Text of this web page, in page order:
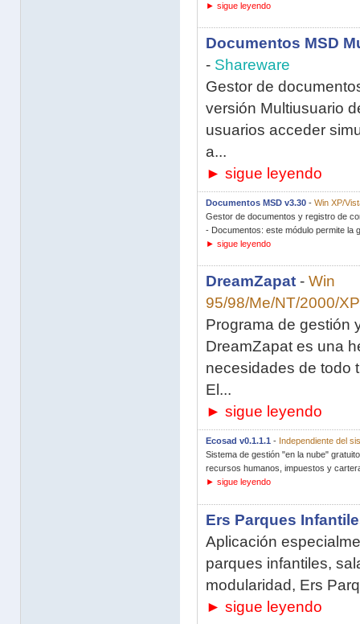
► sigue leyendo
Documentos MSD
- Shareware
Gestor de
versión Multiusuario
usuarios acceder
a...
► sigue leyendo
Documentos MSD v3.30 - Win XP/
Gestor de documentos y registro de
- Documentos: este módulo permite la
► sigue leyendo
DreamZapat - Win
95/98/Me/NT/2000/
Programa de gestión
DreamZapat es una
necesidades de todo
El...
► sigue leyendo
Ecosad v0.1.1.1 - Independiente del
Sistema de gestión "en la nube"
recursos humanos, impuestos y
► sigue leyendo
Ers Parques
Aplicación
parques infantiles,
modularidad, Ers
► sigue leyendo